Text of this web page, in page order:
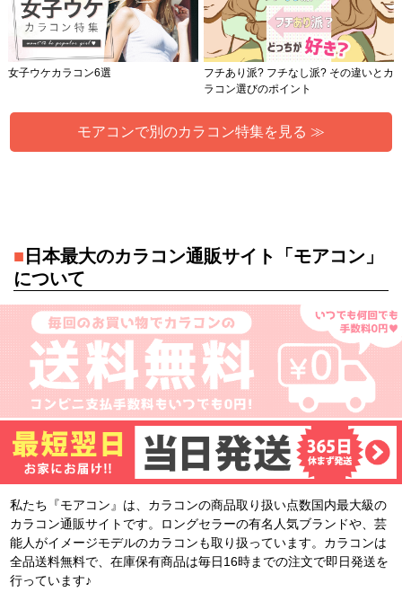
女子ウケカラコン6選
フチあり派? フチなし派? その違いとカ
ラコン選びのポイント
モアコンで別のカラコン特集を見る ≫
■ 日本最大のカラコン通販サイト「モアコン」
について
私たち『モアコン』は、カラコンの商品取り扱い点数国内最大級の
カラコン通販サイトです。ロングセラーの有名人気ブランドや、芸
能人がイメージモデルのカラコンも取り扱っています。カラコンは
全品送料無料で、在庫保有商品は毎日16時までの注文で即日発送を
行っています♪